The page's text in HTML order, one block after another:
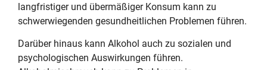
langfristiger und übermäßiger Konsum kann zu
schwerwiegenden gesundheitlichen Problemen führen.
Darüber hinaus kann Alkohol auch zu sozialen und
psychologischen Auswirkungen führen.